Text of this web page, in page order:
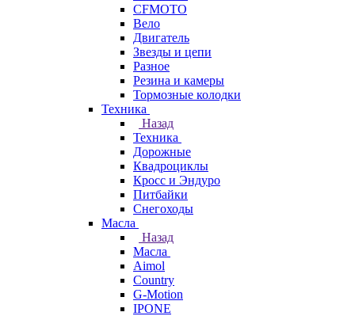
CFMOTO
Вело
Двигатель
Звезды и цепи
Разное
Резина и камеры
Тормозные колодки
Техника
Назад
Техника
Дорожные
Квадроциклы
Кросс и Эндуро
Питбайки
Снегоходы
Масла
Назад
Масла
Aimol
Country
G-Motion
IPONE